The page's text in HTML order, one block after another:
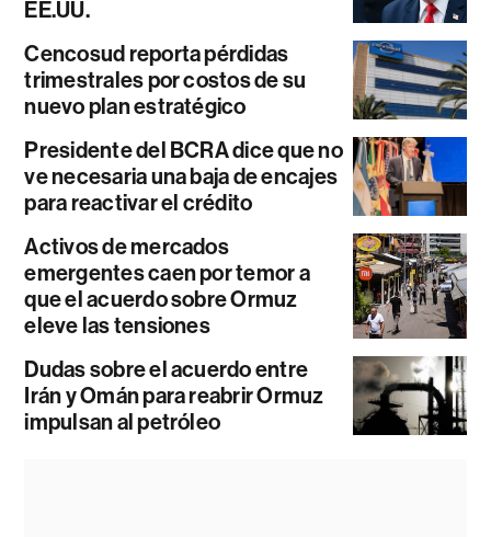
EE.UU.
Cencosud reporta pérdidas
trimestrales por costos de su
nuevo plan estratégico
Presidente del BCRA dice que no
ve necesaria una baja de encajes
para reactivar el crédito
Activos de mercados
emergentes caen por temor a
que el acuerdo sobre Ormuz
eleve las tensiones
Dudas sobre el acuerdo entre
Irán y Omán para reabrir Ormuz
impulsan al petróleo